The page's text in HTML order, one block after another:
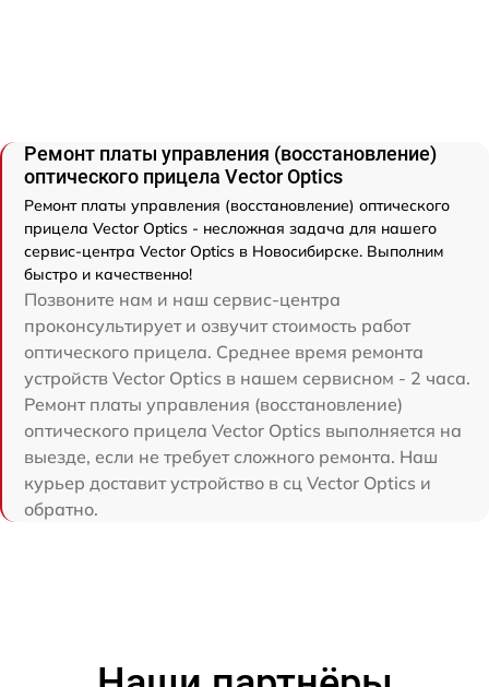
Ремонт платы управления (восстановление)
оптического прицела Vector Optics
Ремонт платы управления (восстановление) оптического
прицела Vector Optics - несложная задача для нашего
сервис-центра Vector Optics в Новосибирске. Выполним
быстро и качественно!
Позвоните нам и наш сервис-центра
проконсультирует и озвучит стоимость работ
оптического прицела. Среднее время ремонта
устройств Vector Optics в нашем сервисном - 2 часа.
Ремонт платы управления (восстановление)
оптического прицела Vector Optics выполняется на
выезде, если не требует сложного ремонта. Наш
курьер доставит устройство в сц Vector Optics и
обратно.